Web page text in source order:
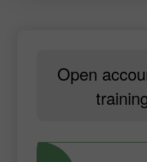
Open